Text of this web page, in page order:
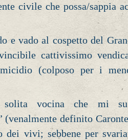
civile che possa/sappia
e vado al cospetto del
cattivissimo
(colposo per i
vocina che mi
(venalmente definito
vivi; sebbene per